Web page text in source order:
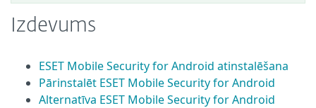
Izdevums
ESET Mobile Security for Android atinstalēšana
Pārinstalēt ESET Mobile Security for Android
Alternatīva ESET Mobile Security for Android